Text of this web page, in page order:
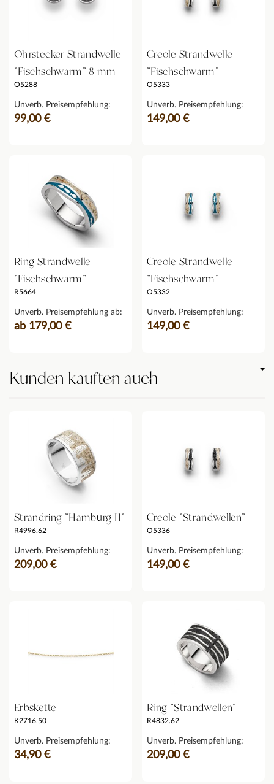
Ohrstecker Strandwelle
"Fischschwarm" 8 mm
O5288
Unverb. Preisempfehlung:
99,00 €
Creole Strandwelle
"Fischschwarm"
O5333
Unverb. Preisempfehlung:
149,00 €
Ring Strandwelle
"Fischschwarm"
R5664
Unverb. Preisempfehlung ab:
ab 179,00 €
Creole Strandwelle
"Fischschwarm"
O5332
Unverb. Preisempfehlung:
149,00 €
Kunden kauften auch
Strandring "Hamburg II"
R4996.62
Unverb. Preisempfehlung:
209,00 €
Creole "Strandwellen"
O5336
Unverb. Preisempfehlung:
149,00 €
Erbskette
K2716.50
Unverb. Preisempfehlung:
34,90 €
Ring "Strandwellen"
R4832.62
Unverb. Preisempfehlung:
209,00 €